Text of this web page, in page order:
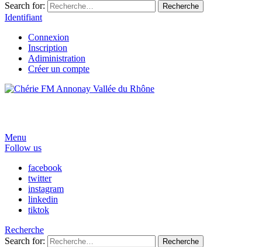
Search for:
Recherche
Identifiant
Connexion
Inscription
Adiministration
Créer un compte
Menu
Follow us
facebook
twitter
instagram
linkedin
tiktok
Recherche
Search for:
Recherche